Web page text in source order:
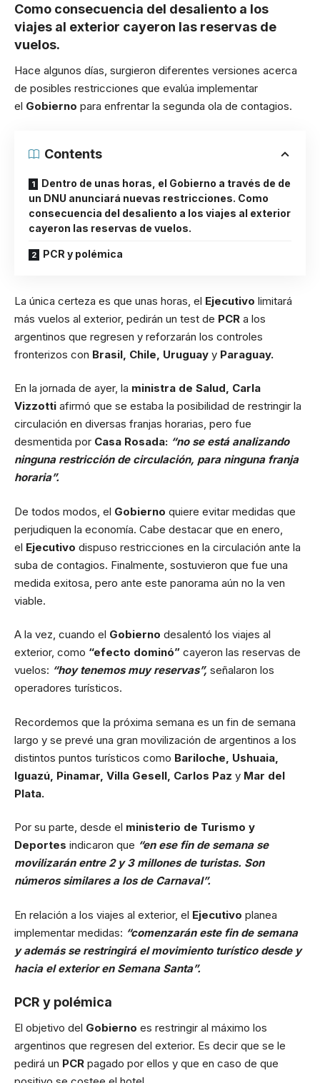
Como consecuencia del desaliento a los
viajes al exterior cayeron las reservas de
vuelos.
Hace algunos días, surgieron diferentes versiones acerca
de posibles restricciones que evalúa implementar
el Gobierno para enfrentar la segunda ola de contagios.
Contents
Dentro de unas horas, el Gobierno a través de de
un DNU anunciará nuevas restricciones. Como
consecuencia del desaliento a los viajes al exterior
cayeron las reservas de vuelos.
PCR y polémica
La única certeza es que unas horas, el Ejecutivo limitará
más vuelos al exterior, pedirán un test de PCR a los
argentinos que regresen y reforzarán los controles
fronterizos con Brasil, Chile, Uruguay y Paraguay.
En la jornada de ayer, la ministra de Salud, Carla
Vizzotti afirmó que se estaba la posibilidad de restringir la
circulación en diversas franjas horarias, pero fue
desmentida por Casa Rosada: “no se está analizando
ninguna restricción de circulación, para ninguna franja
horaria”.
De todos modos, el Gobierno quiere evitar medidas que
perjudiquen la economía. Cabe destacar que en enero,
el Ejecutivo dispuso restricciones en la circulación ante la
suba de contagios. Finalmente, sostuvieron que fue una
medida exitosa, pero ante este panorama aún no la ven
viable.
A la vez, cuando el Gobierno desalentó los viajes al
exterior, como “efecto dominó” cayeron las reservas de
vuelos: “hoy tenemos muy reservas”, señalaron los
operadores turísticos.
Recordemos que la próxima semana es un fin de semana
largo y se prevé una gran movilización de argentinos a los
distintos puntos turísticos como Bariloche, Ushuaia,
Iguazú, Pinamar, Villa Gesell, Carlos Paz y Mar del
Plata.
Por su parte, desde el ministerio de Turismo y
Deportes indicaron que “en ese fin de semana se
movilizarán entre 2 y 3 millones de turistas. Son
números similares a los de Carnaval”.
En relación a los viajes al exterior, el Ejecutivo planea
implementar medidas: “comenzarán este fin de semana
y además se restringirá el movimiento turístico desde y
hacia el exterior en Semana Santa”.
PCR y polémica
El objetivo del Gobierno es restringir al máximo los
argentinos que regresen del exterior. Es decir que se le
pedirá un PCR pagado por ellos y que en caso de que